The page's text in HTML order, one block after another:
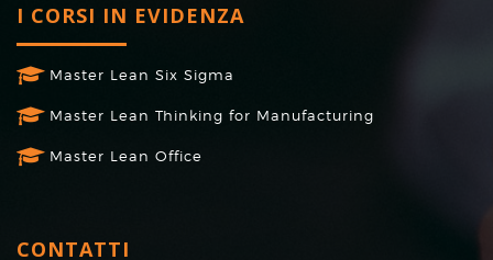
I CORSI IN EVIDENZA
Master Lean Six Sigma
Master Lean Thinking for Manufacturing
Master Lean Office
CONTATTI